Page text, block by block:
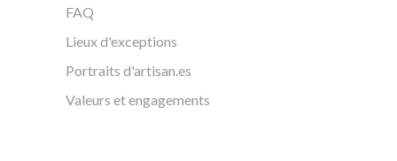
FAQ
Lieux d'exceptions
Portraits d'artisan.es
Valeurs et engagements